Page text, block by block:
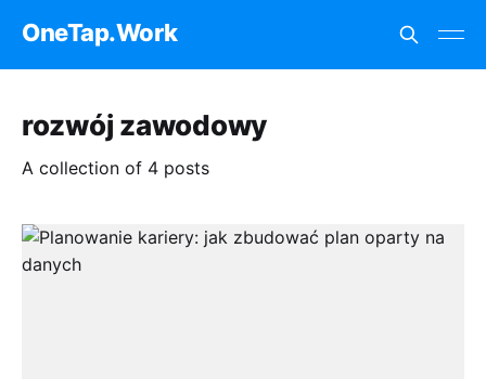
OneTap.Work
rozwój zawodowy
A collection of 4 posts